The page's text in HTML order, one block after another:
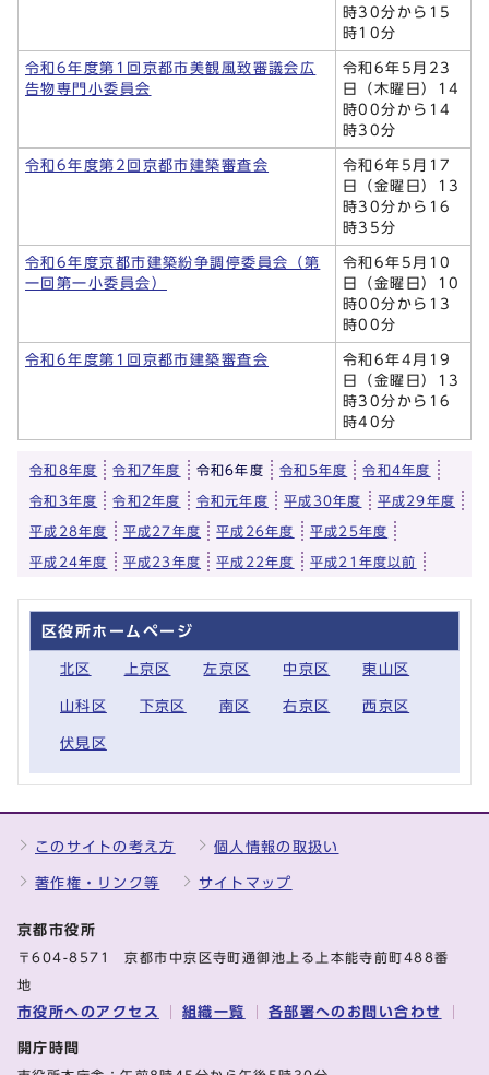
時30分から15
時10分
令和6年度第1回京都市美観風致審議会広
告物専門小委員会
令和6年5月23
日（木曜日）14
時00分から14
時30分
令和6年度第2回京都市建築審査会
令和6年5月17
日（金曜日）13
時30分から16
時35分
令和6年度京都市建築紛争調停委員会（第
一回第一小委員会）
令和6年5月10
日（金曜日）10
時00分から13
時00分
令和6年度第1回京都市建築審査会
令和6年4月19
日（金曜日）13
時30分から16
時40分
令和8年度 令和7年度 令和6年度 令和5年度 令和4年度
令和3年度 令和2年度 令和元年度 平成30年度 平成29年度
平成28年度 平成27年度 平成26年度 平成25年度
平成24年度 平成23年度 平成22年度 平成21年度以前
区役所ホームページ
北区 上京区 左京区 中京区 東山区
山科区 下京区 南区 右京区 西京区
伏見区
このサイトの考え方 個人情報の取扱い
著作権・リンク等 サイトマップ
京都市役所
〒604-8571 京都市中京区寺町通御池上る上本能寺前町488番
地
市役所へのアクセス 組織一覧 各部署へのお問い合わせ
開庁時間